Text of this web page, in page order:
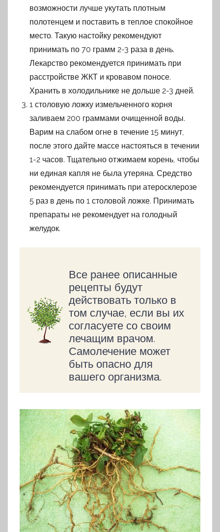
возможности лучше укутать плотным
полотенцем и поставить в теплое спокойное
место. Такую настойку рекомендуют
принимать по 70 грамм 2-3 раза в день.
Лекарство рекомендуется принимать при
расстройстве ЖКТ и кровавом поносе.
Хранить в холодильнике не дольше 2-3 дней.
1 столовую ложку измельченного корня
заливаем 200 граммами очищенной воды.
Варим на слабом огне в течение 15 минут,
после этого дайте массе настояться в течении
1-2 часов. Тщательно отжимаем корень, чтобы
ни единая капля не была утеряна. Средство
рекомендуется принимать при атеросклерозе
5 раз в день по 1 столовой ложке. Принимать
препараты не рекомендует на голодный
желудок.
Все ранее описанные
рецепты будут
действовать только в
том случае, если вы их
согласуете со своим
лечащим врачом.
Самолечение может
быть опасно для
вашего организма.